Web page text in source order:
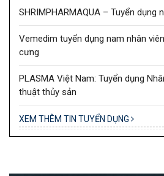
SHRIMPHARMAQUA – Tuyển dụng
Vemedim tuyển dụng nam nhân
cưng
PLASMA Việt Nam: Tuyển dụng
thuật thủy sản
XEM THÊM TIN TUYỂN DỤNG